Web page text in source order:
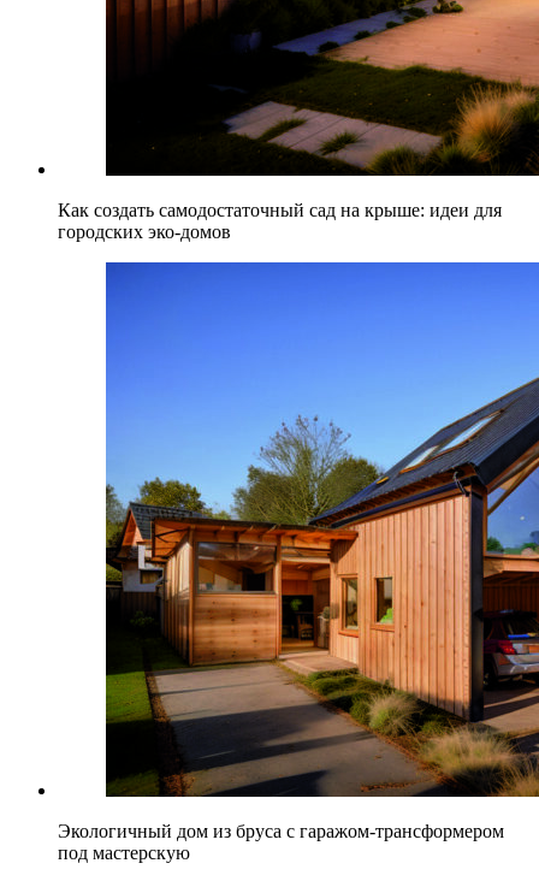
Как создать самодостаточный сад на крыше: идеи для
городских эко-домов
Экологичный дом из бруса с гаражом-трансформером
под мастерскую